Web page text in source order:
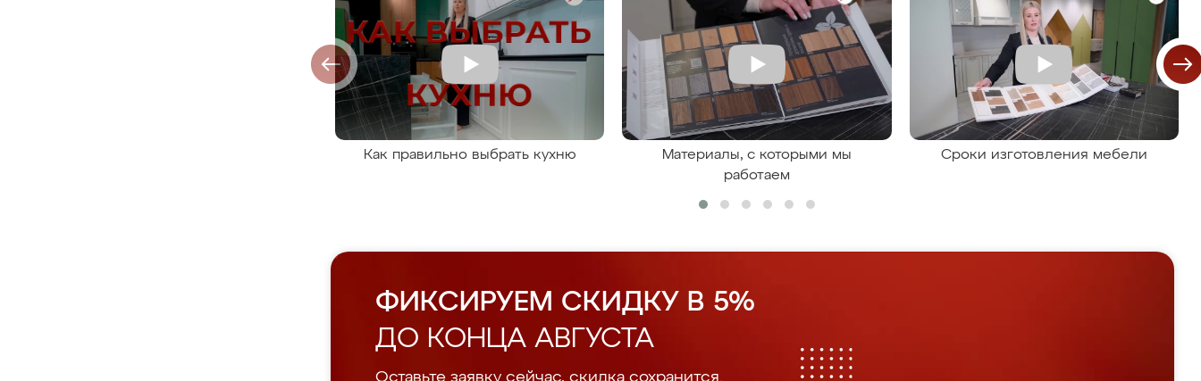
Как правильно выбрать кухню
Материалы, с которыми мы
работаем
Сроки изготовления мебели
ФИКСИРУЕМ СКИДКУ В 5%
ДО КОНЦА АВГУСТА
Оставьте заявку сейчас, скидка сохранится.